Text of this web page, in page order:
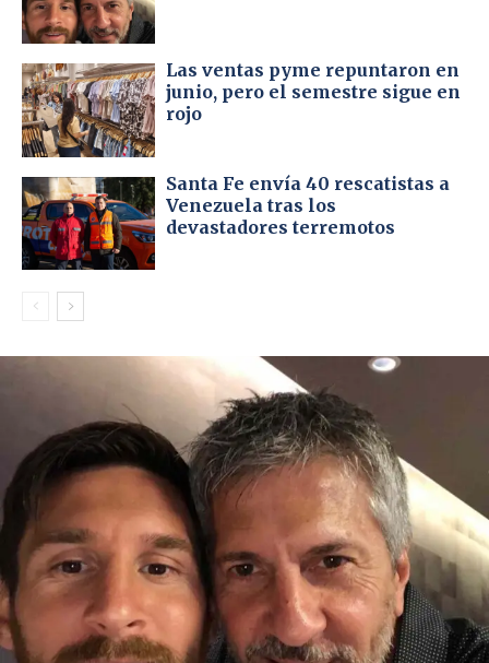
Las ventas pyme repuntaron en
junio, pero el semestre sigue en
rojo
Santa Fe envía 40 rescatistas a
Venezuela tras los
devastadores terremotos